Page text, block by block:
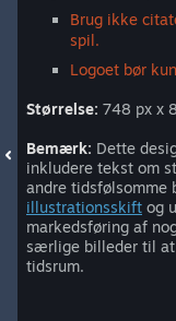
Brug ikke
spil.
Logoet bør
Størrelse: 748 px x
Bemærk: Dette
inkludere tekst om
andre tidsfølsomme
illustrationsskift og
markedsføring af
særlige billeder til
tidsrum.